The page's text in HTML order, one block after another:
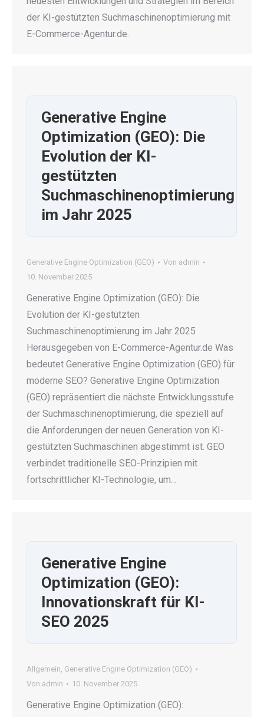
der KI-gestützten Suchmaschinenoptimierung mit
E-Commerce-Agentur.de.
Generative Engine
Optimization (GEO): Die
Evolution der KI-
gestützten
Suchmaschinenoptimierung
im Jahr 2025
Generative Engine Optimization (GEO) Von admin
10. November 2025
Generative Engine Optimization (GEO): Die
Evolution der KI-gestützten
Suchmaschinenoptimierung im Jahr 2025
Herausgegeben von E-Commerce-Agentur.de Was
bedeutet Generative Engine Optimization (GEO) für
moderne SEO? Generative Engine Optimization
(GEO) repräsentiert die nächste Entwicklungsstufe
der Suchmaschinenoptimierung, die speziell auf
die Anforderungen der neuen Generation von KI-
gestützten Suchmaschinen abgestimmt ist. GEO
verbindet traditionelle SEO-Prinzipien mit
fortschrittlicher KI-Technologie, um…
Generative Engine
Optimization (GEO):
Innovationskraft für KI-
SEO 2025
Allgemein, Generative Engine Optimization (GEO)
Von admin 10. November 2025
Generative Engine Optimization (GEO):